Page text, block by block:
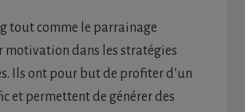
tout comme le parrainage
motivation dans les stratégies
Ils ont pour but de profiter d’un
et permettent de générer des